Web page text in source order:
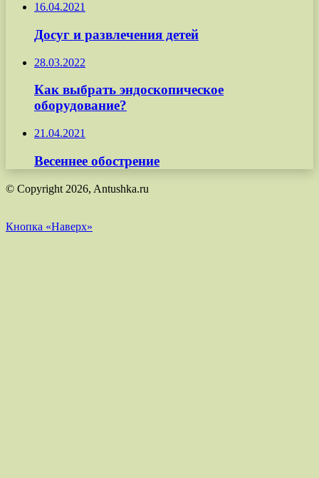
16.04.2021
Досуг и развлечения детей
28.03.2022
Как выбрать эндоскопическое
оборудование?
21.04.2021
Весеннее обострение
© Copyright 2026, Antushka.ru
Кнопка «Наверх»